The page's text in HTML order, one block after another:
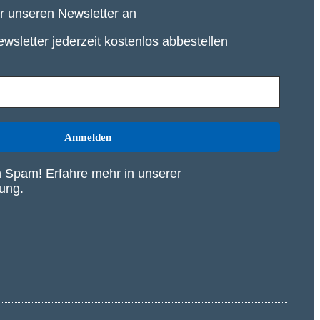
unseren Newsletter an
jederzeit kostenlos abbestellen
Spam! Erfahre mehr in unserer
.